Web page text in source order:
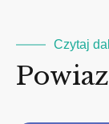
Czytaj